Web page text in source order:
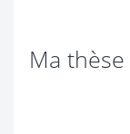
Ma thèse